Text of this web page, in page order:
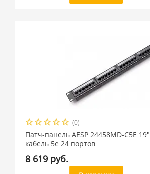
(0)
Патч-панель AESP 24458MD-C5E 19"
кабель 5e 24 портов
8 619 руб.